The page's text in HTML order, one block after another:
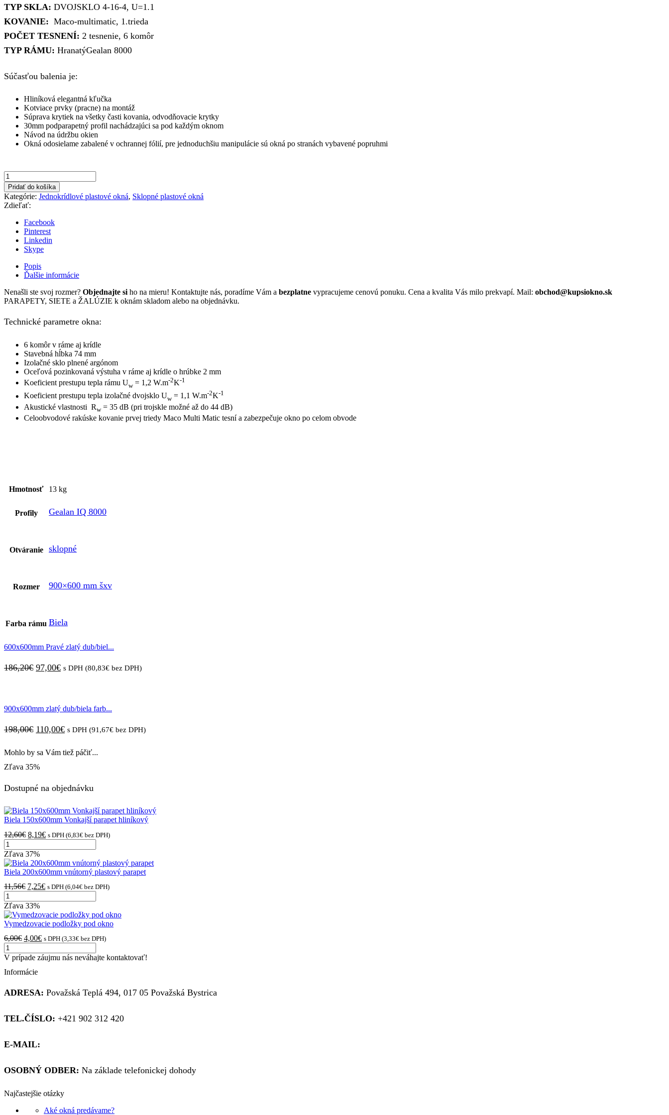
bola:
143,46€.
je:
93,00€.
TYP SKLA: DVOJSKLO 4-16-4, U=1.1
KOVANIE: Maco-multimatic, 1.trieda
POČET TESNENÍ: 2 tesnenie, 6 komôr
TYP RÁMU: HranatýGealan 8000
Súčasťou balenia je:
Hliníková elegantná kľučka
Kotviace prvky (pracne) na montáž
Súprava krytiek na všetky časti kovania, odvodňovacie krytky
30mm podparapetný profil nachádzajúci sa pod každým oknom
Návod na údržbu okien
Okná odosielame zabalené v ochrannej fólií, pre jednoduchšiu manipulácie sú okná po stranách vybavené popruhmi
množstvo
900x600mm
biela
farba
sklopné
okno
Pridať do košíka
Kategórie: Jednokrídlové plastové okná, Sklopné plastové okná
Zdieľať:
Facebook
Pinterest
Linkedin
Skype
Popis
Ďalšie informácie
Nenašli ste svoj rozmer? Objednajte si ho na mieru! Kontaktujte nás, poradíme Vám a bezplatne vypracujeme cenovú ponuku. Cena a kvalita Vás milo prekvapí. Mail: obchod@kupsiokno.sk
PARAPETY, SIETE a ŽALÚZIE k oknám skladom alebo na objednávku.
Technické parametre okna:
6 komôr v ráme aj krídle
Stavebná hĺbka 74 mm
Izolačné sklo plnené argónom
Oceľová pozinkovaná výstuha v ráme aj krídle o hrúbke 2 mm
Koeficient prestupu tepla rámu Uw = 1,2 W.m-2K-1
Koeficient prestupu tepla izolačné dvojsklo Uw= 1,1 W.m-2K-1
Akustické vlastnosti Rw= 35 dB (pri trojskle možné až do 44 dB)
Celoobvodové rakúske kovanie prvej triedy Maco Multi Matic tesní a zabezpečuje okno po celom obvode
Hmotnosť 13 kg
Profily Gealan IQ 8000
Otváranie sklopné
Rozmer 900×600 mm šxv
Farba rámu Biela
600x600mm Pravé zlatý dub/biel...
186,20€ Pôvodná
186,20€.
97,00€Aktuálna
97,00€.
s DPH (80,83€ bez DPH)
900x600mm zlatý dub/biela farb...
198,00€ Pôvodná
bola:
198,00€.
110,00€Aktuálna
je:
s DPH (91,67€ bez DPH)
Mohlo by sa Vám tiež páčiť...
Zľava 35%
Dostupné na objednávku
Biela 150x600mm Vonkajší parapet hliníkový
12,60€ Pôvodná
bola:
12,60€.
8,19€Aktuálna
je:
8,19€.
s DPH (6,83€ bez DPH)
množstvo
Biela
150x600mm
Vonkajší
hliníkový
Zľava 37%
Biela 200x600mm vnútorný plastový parapet
11,56€ Pôvodná
bola:
11,56€.
7,25€Aktuálna
je:
7,25€.
s DPH (6,04€ bez DPH)
množstvo
Biela
200x600mm
vnútorný
plastový
parapet
Zľava 33%
Vymedzovacie podložky pod okno
6,00€ Pôvodná
bola:
4,00€Aktuálna
je:
4,00€.
s DPH (3,33€ bez DPH)
množstvo
Vymedzovacie
podložky
pod
V prípade záujmu nás neváhajte kontaktovať!
Informácie
ADRESA: Považská Teplá 494, 017 05 Považská Bystrica
TEL.ČÍSLO: +421 902 312 420
E-MAIL:
OSOBNÝ ODBER: Na základe telefonickej dohody
Najčastejšie otázky
Aké okná predávame?